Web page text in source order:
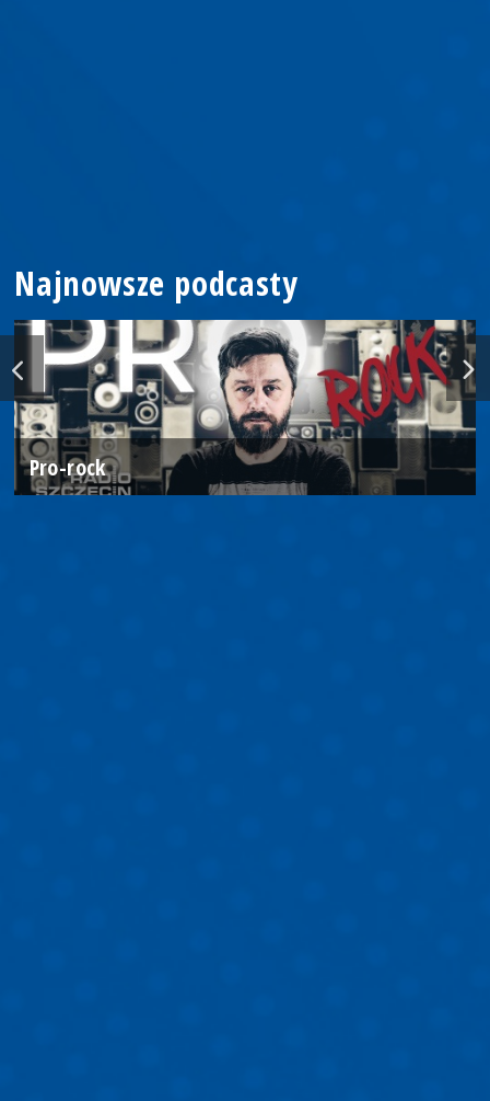
Najnowsze podcasty
Pro-rock